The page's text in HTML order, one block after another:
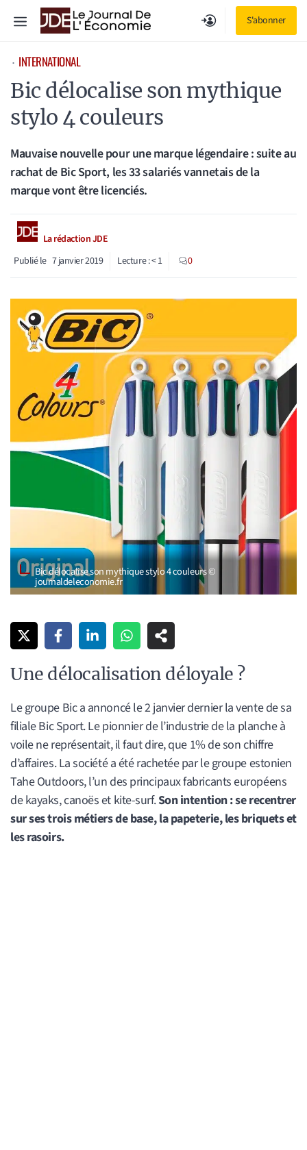
S'abonner
Menu
⋅ INTERNATIONAL
Bic délocalise son mythique
stylo 4 couleurs
Mauvaise nouvelle pour une marque légendaire : suite au
rachat de Bic Sport, les 33 salariés vannetais de la
marque vont être licenciés.
La rédaction JDE
Publié le 7 janvier 2019 Lecture :< 1 0
Bic délocalise son mythique stylo 4 couleurs ©
journaldeleconomie.fr
Une délocalisation déloyale ?
Le groupe Bic a annoncé le 2 janvier dernier la vente de sa
filiale Bic Sport. Le pionnier de l’industrie de la planche à
voile ne représentait, il faut dire, que 1% de son chiffre
d’affaires. La société a été rachetée par le groupe estonien
Tahe Outdoors, l’un des principaux fabricants européens
de kayaks, canoës et kite-surf.Son intention : se recentrer
sur ses trois métiers de base, la papeterie, les briquets et
les rasoirs.